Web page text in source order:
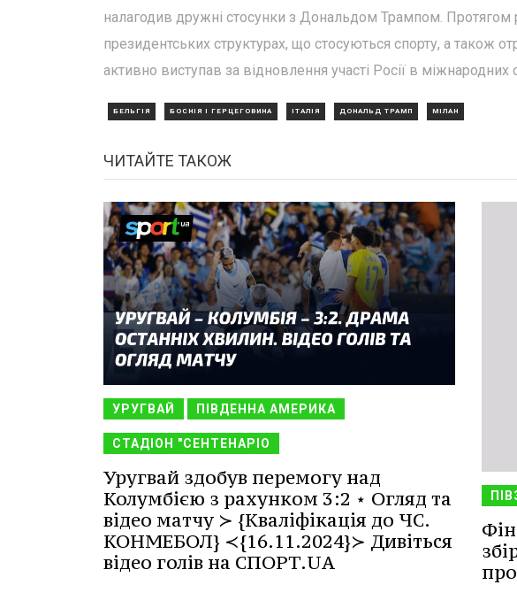
налагодив дружні стосунки з Дональдом Трампом. Протягом
президентських структурах, що стосуються спорту, а також
активно виступав за відновлення участі Росії в міжнародних
БЕЛЬГІЯ БОСНІЯ І ГЕРЦЕГОВИНА ІТАЛІЯ ДОНАЛЬД ТРАМП МІЛАН
ЧИТАЙТЕ ТАКОЖ
УРУГВАЙ ПІВДЕННА АМЕРИКА
СТАДІОН "СЕНТЕНАРІО
Уругвай здобув перемогу над
Колумбією з рахунком 3:2 ⋆ Огляд та
відео матчу ≻ {Кваліфікація до ЧС.
КОНМЕБОЛ} ≺{16.11.2024}≻ Дивіться
відео голів на СПОРТ.UA